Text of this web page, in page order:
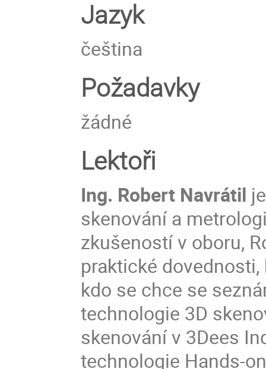
Jazyk
čeština
Požadavky
žádné
Lektoři
Ing. Robert Navrátil
skenování a
zkušeností v oboru,
praktické
kdo se chce se
technologie 3D
skenování v 3Dees
technologie Hands-